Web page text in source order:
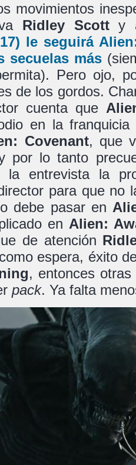
movimientos
Ridley Scotty
le seguirá
secuelas más
Pero ojo,
de los gordos.
cuenta que
en la
Covenant, que
por lo tanto
la entrevista la
para que no
debe pasar en
en Alien:
de atención
espera, éxito
, entonces
pack. Ya falta